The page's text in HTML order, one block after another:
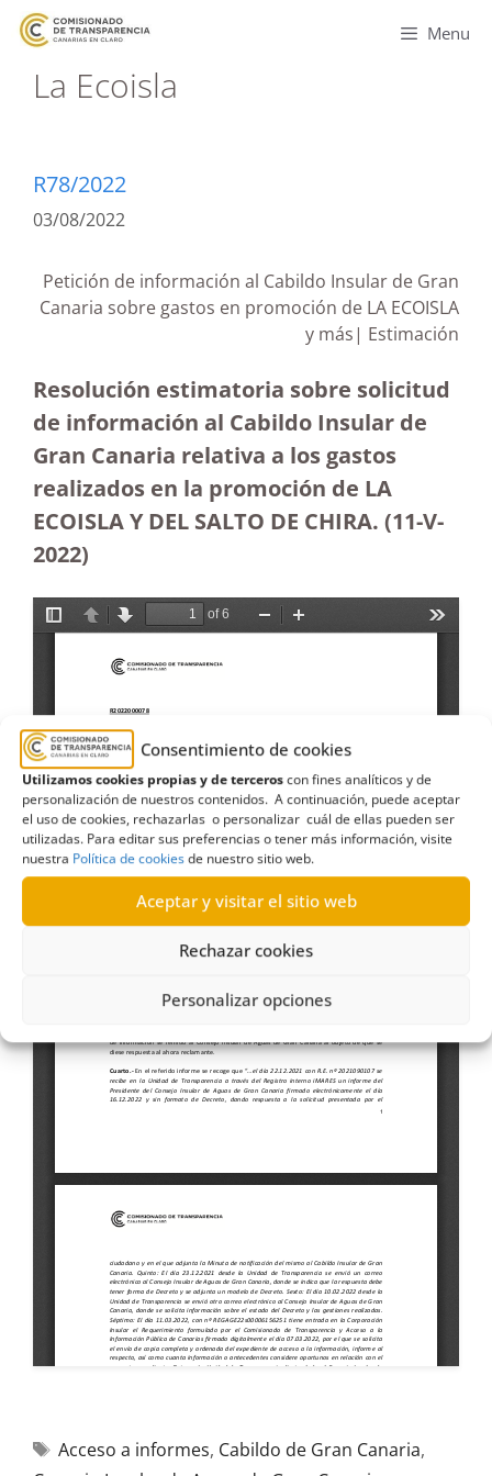
Consentimiento de cookies
Utilizamos cookies propias y de terceroscon fines analíticos y de
personalización de nuestros contenidos. A continuación, puede aceptar
el uso de cookies, rechazarlas o personalizar cuál de ellas pueden ser
utilizadas. Para editar sus preferencias o tener más información, visite
nuestra Política de cookiesde nuestro sitio web.
Aceptar y visitar el sitio web
Rechazar cookies
Personalizar opciones
Menu
La Ecoisla
R78/2022
03/08/2022
Petición de información al Cabildo Insular de Gran
Canaria sobre gastos en promoción de LA ECOISLA
y más| Estimación
Resolución estimatoria sobre solicitud
de información al Cabildo Insular de
Gran Canaria relativa a los gastos
realizados en la promoción de LA
ECOISLA Y DEL SALTO DE CHIRA. (11-V-
2022)
Acceso a informes, Cabildo de Gran Canaria,